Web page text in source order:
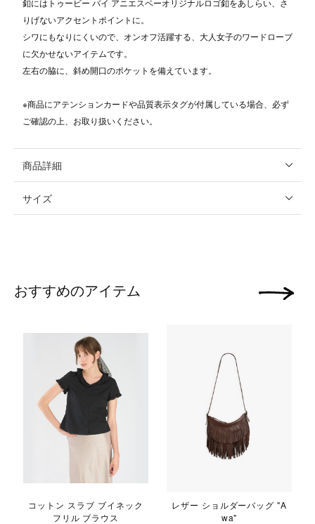
釦にはトゥービー バイ アニエスベーオリジナルロゴ釦をあしらい、さ
りげないアクセントポイントに。
シワにもなりにくいので、オンオフ活躍する、大人女子のワードローブ
に欠かせないアイテムです。
左右の脇に、斜め開口のポケットを備えています。
※商品にアテンションカードや品質表示タグが付属している場合、必ず
ご確認の上、お取り扱いください。
商品詳細
サイズ
おすすめのアイテム
コットン スラブ ブイネック
フリル ブラウス
レザー ショルダーバッグ "A
wa"
次の画像